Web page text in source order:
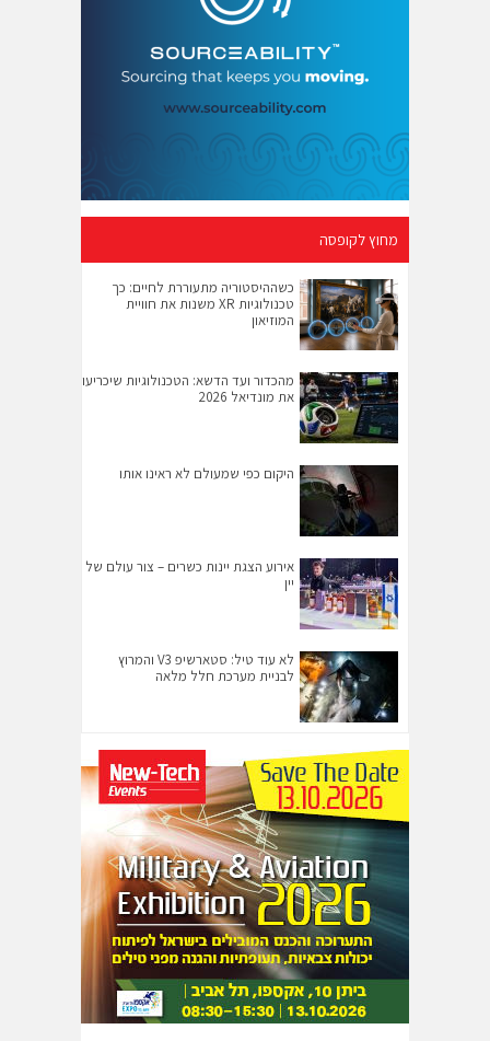
מחוץ לקופסה
כשההיסטוריה מתעוררת לחיים: כך
טכנולוגיות XR משנות את חוויית
המוזיאון
מהכדור ועד הדשא: הטכנולוגיות שיכריעו
את מונדיאל 2026
היקום כפי שמעולם לא ראינו אותו
אירוע הצגת יינות כשרים – צור עולם של
יין
לא עוד טיל: סטארשיפ V3 והמרוץ
לבניית מערכת חלל מלאה